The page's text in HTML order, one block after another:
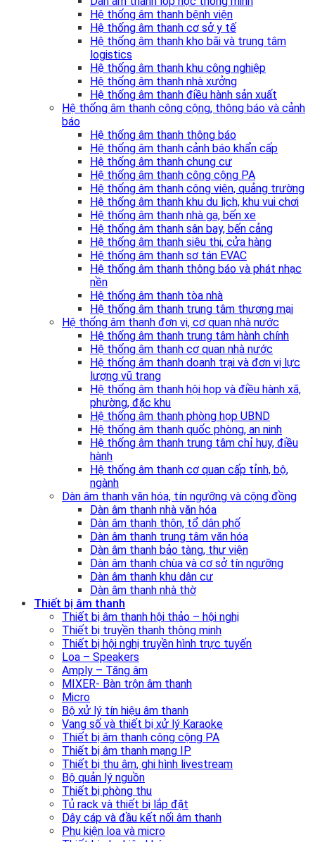
Hệ thống âm thanh bệnh viện
Hệ thống âm thanh cơ sở y tế
Hệ thống âm thanh kho bãi và trung tâm
logistics
Hệ thống âm thanh khu công nghiệp
Hệ thống âm thanh nhà xưởng
Hệ thống âm thanh điều hành sản xuất
Hệ thống âm thanh công cộng, thông báo và cảnh
báo
Hệ thống âm thanh thông báo
Hệ thống âm thanh cảnh báo khẩn cấp
Hệ thống âm thanh chung cư
Hệ thống âm thanh công cộng PA
Hệ thống âm thanh công viên, quảng trường
Hệ thống âm thanh khu du lịch, khu vui chơi
Hệ thống âm thanh nhà ga, bến xe
Hệ thống âm thanh sân bay, bến cảng
Hệ thống âm thanh siêu thị, cửa hàng
Hệ thống âm thanh sơ tán EVAC
Hệ thống âm thanh thông báo và phát nhạc
nền
Hệ thống âm thanh tòa nhà
Hệ thống âm thanh trung tâm thương mại
Hệ thống âm thanh đơn vị, cơ quan nhà nước
Hệ thống âm thanh trung tâm hành chính
Hệ thống âm thanh cơ quan nhà nước
Hệ thống âm thanh doanh trại và đơn vị lực
lượng vũ trang
Hệ thống âm thanh hội họp và điều hành xã,
phường, đặc khu
Hệ thống âm thanh phòng họp UBND
Hệ thống âm thanh quốc phòng, an ninh
Hệ thống âm thanh trung tâm chỉ huy, điều
hành
Hệ thống âm thanh cơ quan cấp tỉnh, bộ,
ngành
Dàn âm thanh văn hóa, tín ngưỡng và cộng đồng
Dàn âm thanh nhà văn hóa
Dàn âm thanh thôn, tổ dân phố
Dàn âm thanh trung tâm văn hóa
Dàn âm thanh bảo tàng, thư viện
Dàn âm thanh chùa và cơ sở tín ngưỡng
Dàn âm thanh khu dân cư
Dàn âm thanh nhà thờ
Thiết bị âm thanh
Thiết bị âm thanh hội thảo – hội nghị
Thiết bị truyền thanh thông minh
Thiết bị hội nghị truyền hình trực tuyến
Loa – Speakers
Amply – Tăng âm
MIXER- Bàn trộn âm thanh
Micro
Bộ xử lý tín hiệu âm thanh
Vang số và thiết bị xử lý Karaoke
Thiết bị âm thanh công cộng PA
Thiết bị âm thanh mạng IP
Thiết bị thu âm, ghi hình livestream
Bộ quản lý nguồn
Thiết bị phòng thu
Tủ rack và thiết bị lắp đặt
Dây cáp và đầu kết nối âm thanh
Phụ kiện loa và micro